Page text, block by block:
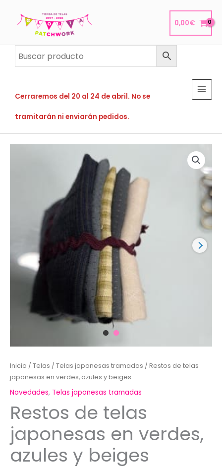
0,00€
Cerraremos del 20 al 24 de abril. No se
tramitarán ni enviarán pedidos.
Inicio / Telas / Telas japonesas tramadas / Restos de telas
japonesas en verdes, azules y beiges
Novedades, Telas japonesas tramadas
Restos de telas
japonesas en verdes,
azules y beiges